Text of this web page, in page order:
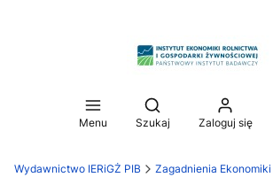
Menu
Otwórz wyszukiwarkę
Szukaj Zaloguj się
Wydawnictwo IERiGŻ PIB